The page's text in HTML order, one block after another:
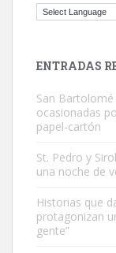
El ayuntamiento
Este gato macho
es muy manso y
Leales.org » Gran
ENTRADAS
San
ocasionadas
papel-cartón
St. Pedro y
una noche de
Historias que
protagonizan
gente”